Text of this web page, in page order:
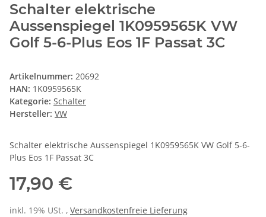
Schalter elektrische
Aussenspiegel 1K0959565K VW
Golf 5-6-Plus Eos 1F Passat 3C
Artikelnummer: 20692
HAN: 1K0959565K
Kategorie: Schalter
Hersteller: VW
Schalter elektrische Aussenspiegel 1K0959565K VW Golf 5-6-
Plus Eos 1F Passat 3C
17,90 €
inkl. 19% USt. , Versandkostenfreie Lieferung